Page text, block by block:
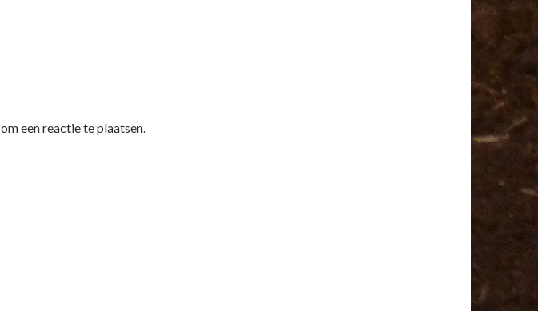
om een reactie te plaatsen.